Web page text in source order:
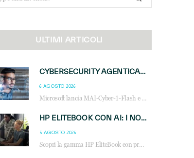
ULTIMI ARTICOLI
CYBERSECURITY AGENTICA: CON PERCEPTION E MAI-CYBER-1-FLASH MICROSOFT APRE NUOVI SERVIZI PER IL CANALE
6 AGOSTO 2026
Microsoft lancia MAI-Cyber-1-Flash e Perception: cybersecurity agentica in preview dal 3 novembre. Cosa cambia per MSP, system integrator e reseller.
HP ELITEBOOK CON AI: I NOTEBOOK BUSINESS INTELLIGENTI CHE TRASFORMANO PRODUTTIVITÀ, SICUREZZA E LAVORO IBRIDO
5 AGOSTO 2026
Scopri la gamma HP EliteBook con processori Intel® Core™ Ultra e AMD Ryzen™ AI. Notebook business progettati per aumentare la produttività, migliorare la collaborazione e garantire sicurezza avanzata in ufficio e in mobilità.